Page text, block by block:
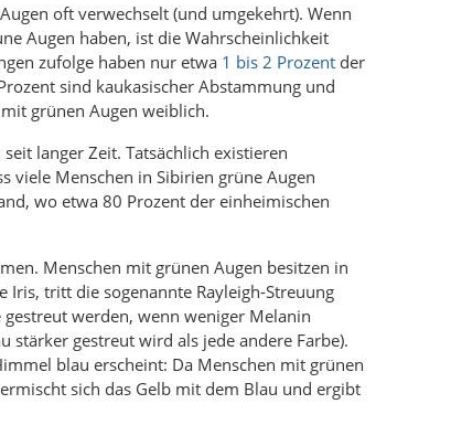
oft verwechselt (und umgekehrt). Wenn
Augen haben, ist die Wahrscheinlichkeit
zufolge haben nur etwa 1 bis 2 Prozent der
sind kaukasischer Abstammung und
grünen Augen weiblich.
langer Zeit. Tatsächlich existieren
viele Menschen in Sibirien grüne Augen
wo etwa 80 Prozent der einheimischen
Menschen mit grünen Augen besitzen in
Iris, tritt die sogenannte Rayleigh-Streuung
werden, wenn weniger Melanin
stärker gestreut wird als jede andere Farbe).
blau erscheint: Da Menschen mit grünen
sich das Gelb mit dem Blau und ergibt